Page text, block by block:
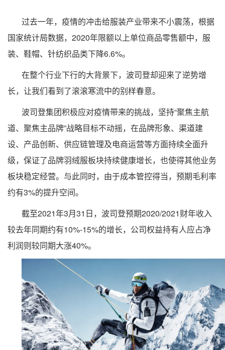
过去一年，疫情的冲击给服装产业带来不小震荡，根据
国家统计局数据，2020年限额以上单位商品零售额中，服
装、鞋帽、针纺织品类下降6.6%。
在整个行业下行的大背景下，波司登却迎来了逆势增
长，让我们看到了滚滚寒流中的别样春意。
波司登集团积极应对疫情带来的挑战，坚持“聚焦主航
道、聚焦主品牌”战略目标不动摇，在品牌形象、渠道建
设、产品创新、供应链管理及电商运营等方面持续全面升
级，保证了品牌羽绒服板块持续健康增长，也使得其他业务
板块稳定经营。与此同时，由于成本管控得当，预期毛利率
约有3%的提升空间。
截至2021年3月31日，波司登预期2020/2021财年收入
较去年同期约有10%-15%的增长，公司权益持有人应占净
利润则较同期大涨40%。